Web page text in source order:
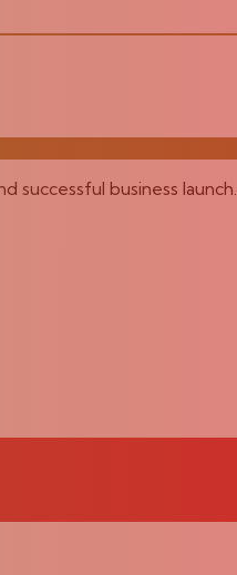
successful business launch.